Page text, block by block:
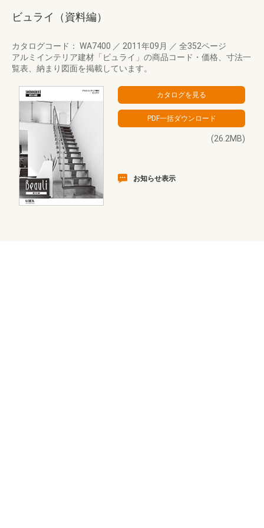
ビュライ（資料編）
カタログコード： WA7400 ／ 2011年09月 ／ 全352ページ
アルミインテリア建材「ビュライ」の商品コード・価格、寸法一
覧表、納まり図面を掲載しています。
(26.2MB)
お知らせ表示